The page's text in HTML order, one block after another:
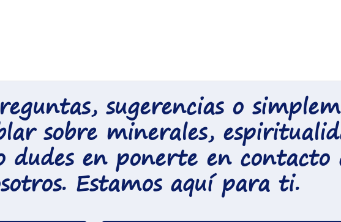
sugerencias o
sobre minerales,
dudes en ponerte en contacto
Estamos aquí para ti.